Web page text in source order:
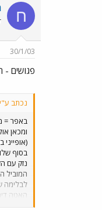
ח
30/1/03
פגושים -
נכתב
באפר =
ומכאן
בסוף
נזק עם
המוביל
לבלימה
האטה